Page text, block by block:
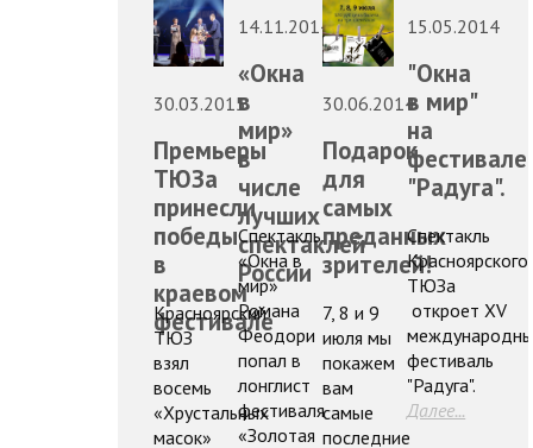
30.03.2015
Премьеры
ТЮЗа
принесли
победы
в
краевом
фестивале
Красноярский
ТЮЗ
взял
восемь
«Хрустальных
масок»
14.11.2014
«Окна
в
мир»
в
числе
лучших
спектаклей
России
Спектакль
«Окна в
мир»
Романа
Феодори
попал в
лонглист
фестиваля
«Золотая
30.06.2014
Подарок
для
самых
преданных
зрителей!
7, 8 и 9
июля мы
покажем
вам
самые
последние
15.05.2014
"Окна
в мир"
на
фестивале
"Радуга".
Спектакль
Красноярского
ТЮЗа
откроет XV
фестиваль
"Радуга".
Далее...